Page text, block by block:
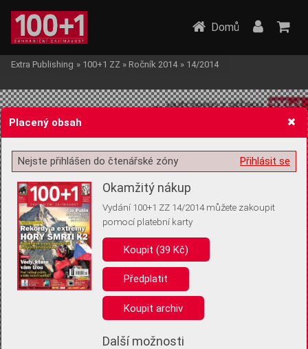
Žádost o souhlas s ukládáním volitelných informací
Pro základní fungování webu nepotřebujeme ukládat žádné informace
(tzv. cookies apod.). Rádi bychom vás ale požádali o souhlas s
uložením volitelných informací:
Anonymní unikátní ID
Díky němu příště poznáme, že se jedná o stejné zařízení, a
Identifikátor je zcela anonymní.
Domů
Extra Publishing » 100+1 ZZ » Ročník 2014 » 14/2014
Placený obsah
Přihlásit se
Nejste přihlášen do čtenářské zóny
Okamžitý nákup
Vydání 100+1 ZZ 14/2014 můžete zakoupit
pomocí platební karty
Koupit (39 Kč)
Předplatit
Koupit archiv
Další možnosti